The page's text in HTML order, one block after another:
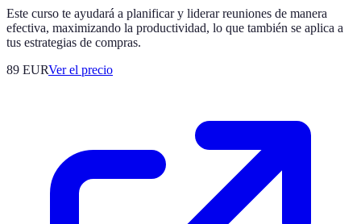
Este curso te ayudará a planificar y liderar reuniones de manera
efectiva, maximizando la productividad, lo que también se aplica a
tus estrategias de compras.
89 EURVer el precio